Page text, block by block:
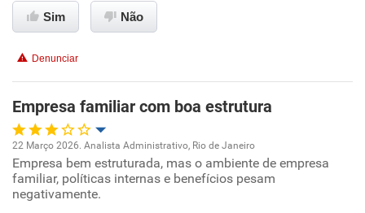
Conciliação com a vida familiar
Sim Não
Denunciar
Empresa familiar com boa estrutura
Oportunidade de promoção
Ambiente de trabalho
22 Março 2026. Analista Administrativo, Rio de Janeiro
Empresa bem estruturada, mas o ambiente de empresa
familiar, políticas internas e benefícios pesam
negativamente.